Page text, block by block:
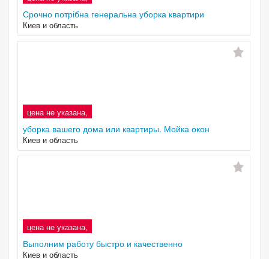
Срочно потрібна генеральна уборка квартири
Киев и область
цена не указана,
уборка вашего дома или квартиры. Мойка окон
Киев и область
цена не указана,
Выполним работу быстро и качественно
Киев и область